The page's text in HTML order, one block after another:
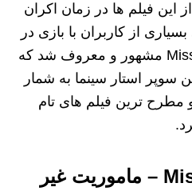
این فیلم ها در زمان اکران
از کاربران با بازی در
مجموعه Mission Impossible مشهور و معروف شد که
سوپر استار سینما به شمار
مطرح ترین فیلم های تام
Mission Impossible – ماموریت غیر